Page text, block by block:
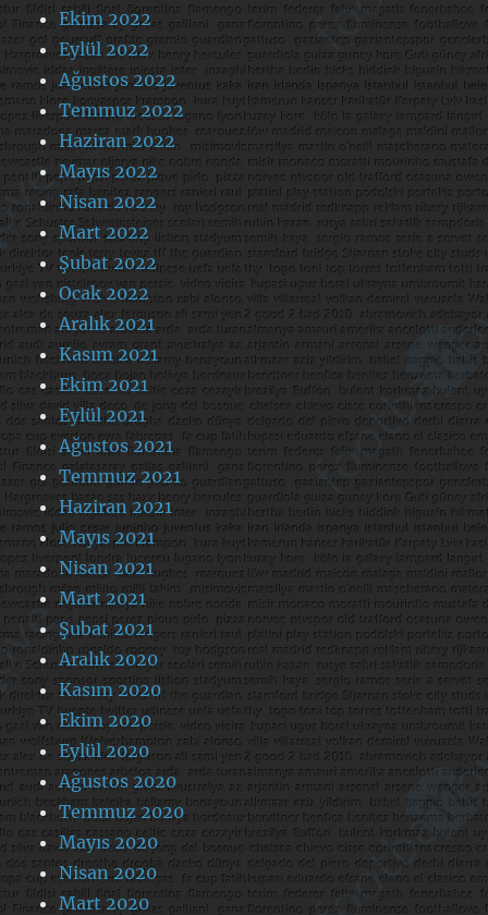
Ekim 2022
Eylül 2022
Ağustos 2022
Temmuz 2022
Haziran 2022
Mayıs 2022
Nisan 2022
Mart 2022
Şubat 2022
Ocak 2022
Aralık 2021
Kasım 2021
Ekim 2021
Eylül 2021
Ağustos 2021
Temmuz 2021
Haziran 2021
Mayıs 2021
Nisan 2021
Mart 2021
Şubat 2021
Aralık 2020
Kasım 2020
Ekim 2020
Eylül 2020
Ağustos 2020
Temmuz 2020
Mayıs 2020
Nisan 2020
Mart 2020